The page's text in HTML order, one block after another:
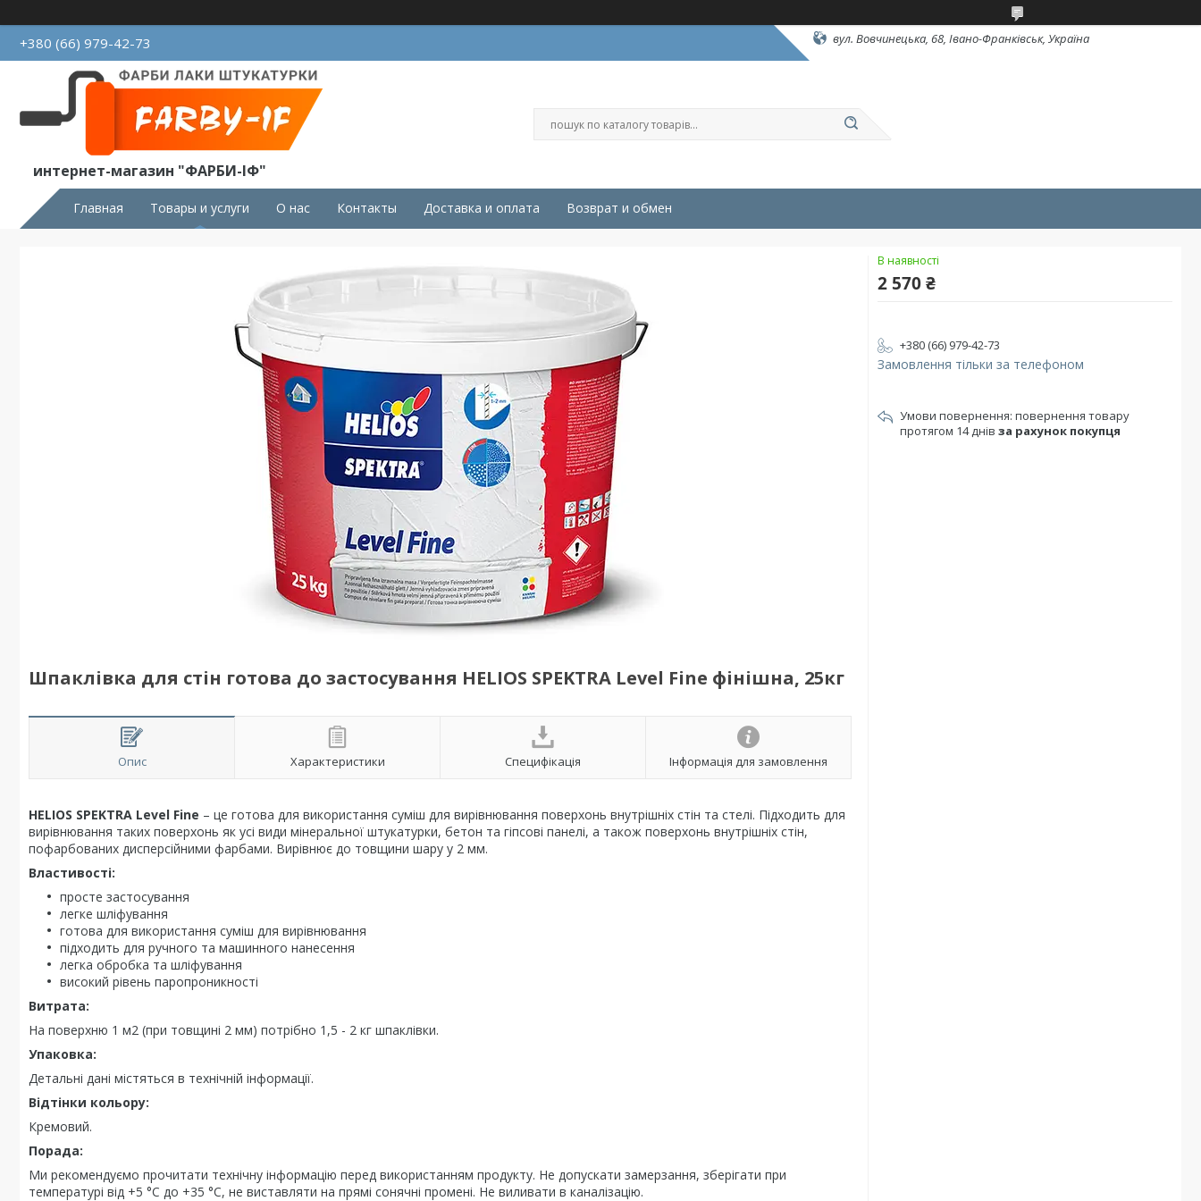
+380 (66) 979-42-73 вул. Вовчинецька, 68, Івано-Франківськ, Україна
интернет-магазин "ФАРБИ-ІФ"
Главная Товары и услуги О нас Контакты Доставка и оплата Возврат и обмен
Шпаклівка для стін готова до застосування HELIOS SPEKTRA Level Fine фінішна, 25кг
Опис Характеристики Специфікація Інформація для замовлення
HELIOS SPEKTRA Level Fine – це готова для використання суміш для вирівнювання поверхонь внутрішніх стін та стелі. Підходить для
вирівнювання таких поверхонь як усі види мінеральної штукатурки, бетон та гіпсові панелі, а також поверхонь внутрішніх стін,
пофарбованих дисперсійними фарбами. Вирівнює до товщини шару у 2 мм.
Властивості:
просте застосування
легке шліфування
готова для використання суміш для вирівнювання
підходить для ручного та машинного нанесення
легка обробка та шліфування
високий рівень паропроникності
Витрата:
На поверхню 1 м2 (при товщині 2 мм) потрібно 1,5 - 2 кг шпаклівки.
Упаковка:
Детальні дані містяться в технічній інформації.
Відтінки кольору:
Кремовий.
Порада:
Ми рекомендуємо прочитати технічну інформацію перед використанням продукту. Не допускати замерзання, зберігати при
температурі від +5 °C до +35 °C, не виставляти на прямі сонячні промені. Не виливати в каналізацію.
В наявності
2 570 ₴
+380 (66) 979-42-73
Замовлення тільки за телефоном
повернення товару
протягом 14 днів за рахунок покупця